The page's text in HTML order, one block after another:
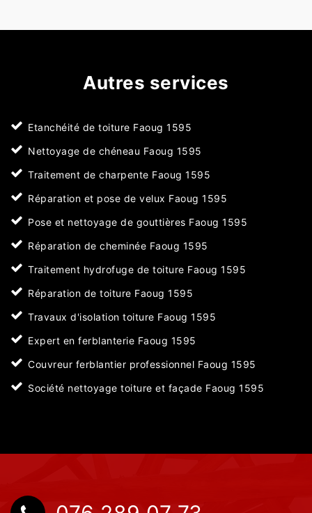
Autres services
Etanchéité de toiture Faoug 1595
Nettoyage de chéneau Faoug 1595
Traitement de charpente Faoug 1595
Réparation et pose de velux Faoug 1595
Pose et nettoyage de gouttières Faoug 1595
Réparation de cheminée Faoug 1595
Traitement hydrofuge de toiture Faoug 1595
Réparation de toiture Faoug 1595
Travaux d'isolation toiture Faoug 1595
Expert en ferblanterie Faoug 1595
Couvreur ferblantier professionnel Faoug 1595
Société nettoyage toiture et façade Faoug 1595